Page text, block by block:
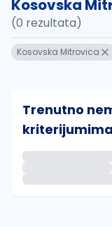
Kosovska
(0 rezultata)
Kosovska Mitrovica
Trenutno